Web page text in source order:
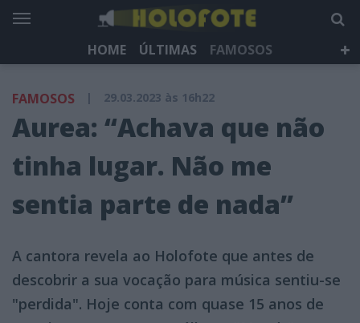
HOME ÚLTIMAS
FAMOSOS
HOLOFOTE TV
NEWSLETTER
FAMOSOS | 29.03.2023 às 16h22
Aurea: “Achava que não
tinha lugar. Não me
sentia parte de nada”
A cantora revela ao Holofote que antes de
descobrir a sua vocação para música sentiu-se
"perdida". Hoje conta com quase 15 anos de